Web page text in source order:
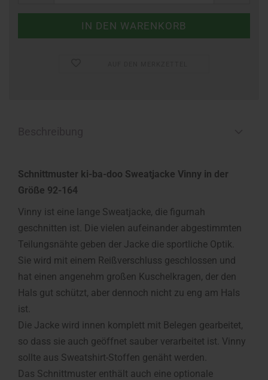
Schnittmuster ki-ba-doo Sweatjacke Vinny in der
Größe 92-164
Vinny ist eine lange Sweatjacke, die figurnah
geschnitten ist. Die vielen aufeinander abgestimmten
Teilungsnähte geben der Jacke die sportliche Optik.
Sie wird mit einem Reißverschluss geschlossen und
hat einen angenehm großen Kuschelkragen, der den
Hals gut schützt, aber dennoch nicht zu eng am Hals
ist.
Die Jacke wird innen komplett mit Belegen gearbeitet,
so dass sie auch geöffnet sauber verarbeitet ist. Vinny
sollte aus Sweatshirt-Stoffen genäht werden.
Das Schnittmuster enthält auch eine optionale